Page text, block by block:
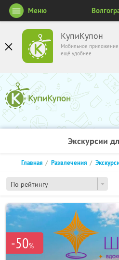
КупиКупон
Мобильное приложение
ещё удобнее
Меню
Экскурсии
По рейтингу
Главная Развлечения
-50%